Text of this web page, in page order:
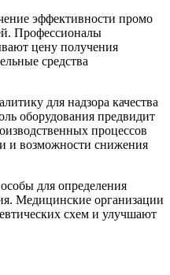
эффективности промо
Профессионалы
цену получения
средства
для надзора качества
оборудования предвидит
процессов
и возможности снижения
для определения
Медицинские организации
схем и улучшают